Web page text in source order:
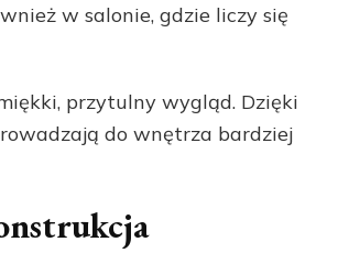
w salonie, gdzie liczy się
przytulny wygląd. Dzięki
do wnętrza bardziej